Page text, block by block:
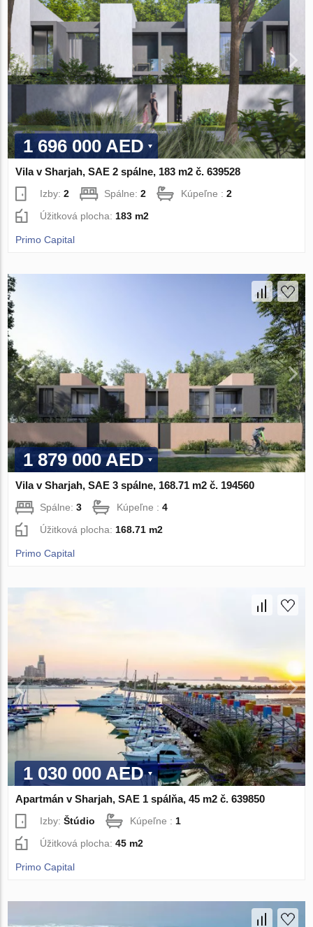
1 696 000 AED
Vila v Sharjah, SAE 2 spálne, 183 m2 č. 639528
Izby:2 Spálne:2 Kúpeľne :2
Úžitková plocha: 183 m2
Primo Capital
1 879 000 AED
Vila v Sharjah, SAE 3 spálne, 168.71 m2 č. 194560
Spálne:3 Kúpeľne :4
Úžitková plocha: 168.71 m2
Primo Capital
1 030 000 AED
Apartmán v Sharjah, SAE 1 spálňa, 45 m2 č. 639850
Izby:Štúdio Kúpeľne : 1
Úžitková plocha:45 m2
Primo Capital